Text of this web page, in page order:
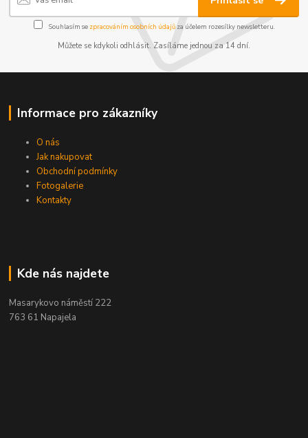
Souhlasím se zpracováním osobních údajůza účelem rozesílky newsletteru.
Můžete se kdykoli odhlásit. Zasíláme jednou za 14 dní.
Informace pro zákazníky
O nás
Jak nakupovat
Obchodní podmínky
Fotogalerie
Kontakty
Kde nás najdete
Masarykovo náměstí 222
763 61 Napajela